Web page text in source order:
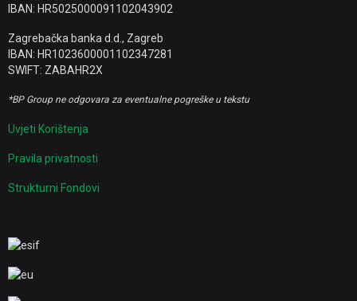
IBAN: HR5025000091102043902
Zagrebačka banka d.d., Zagreb
IBAN: HR1023600001102347281
SWIFT: ZABAHR2X
*BP Group ne odgovara za eventualne pogreške u tekstu
Uvjeti Korištenja
Pravila privatnosti
Strukturni Fondovi